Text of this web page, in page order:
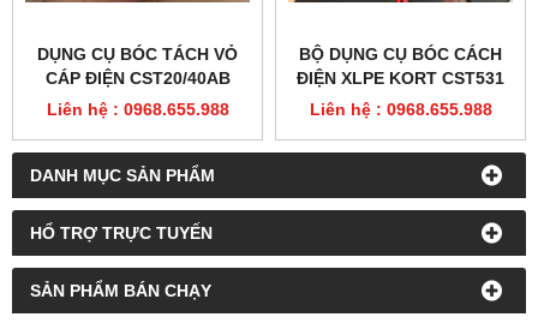
DANH MỤC SẢN PHẨM
HỔ TRỢ TRỰC TUYẾN
SẢN PHẨM BÁN CHẠY
DỤNG CỤ BÓC TÁCH VỎ
CÁP ĐIỆN CST20/40AB
Liên hệ : 0968.655.988
BỘ DỤNG CỤ BÓC CÁCH
ĐIỆN XLPE KORT CST531
Liên hệ : 0968.655.988